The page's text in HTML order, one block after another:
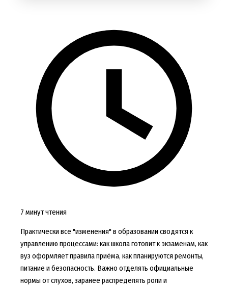
7 минут чтения
Практически все "изменения" в образовании сводятся к
управлению процессами: как школа готовит к экзаменам, как
вуз оформляет правила приёма, как планируются ремонты,
питание и безопасность. Важно отделять официальные
нормы от слухов, заранее распределять роли и